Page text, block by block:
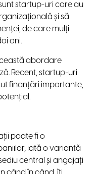
startup-uri care au
și să
de care mulți
ani.
abordare
Recent, startup-uri
finanțări importante,
poate fi o
iată o variantă
central și angajați